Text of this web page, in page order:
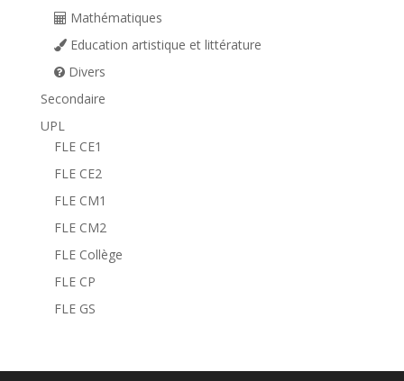
Mathématiques
Education artistique et littérature
Divers
Secondaire
UPL
FLE CE1
FLE CE2
FLE CM1
FLE CM2
FLE Collège
FLE CP
FLE GS